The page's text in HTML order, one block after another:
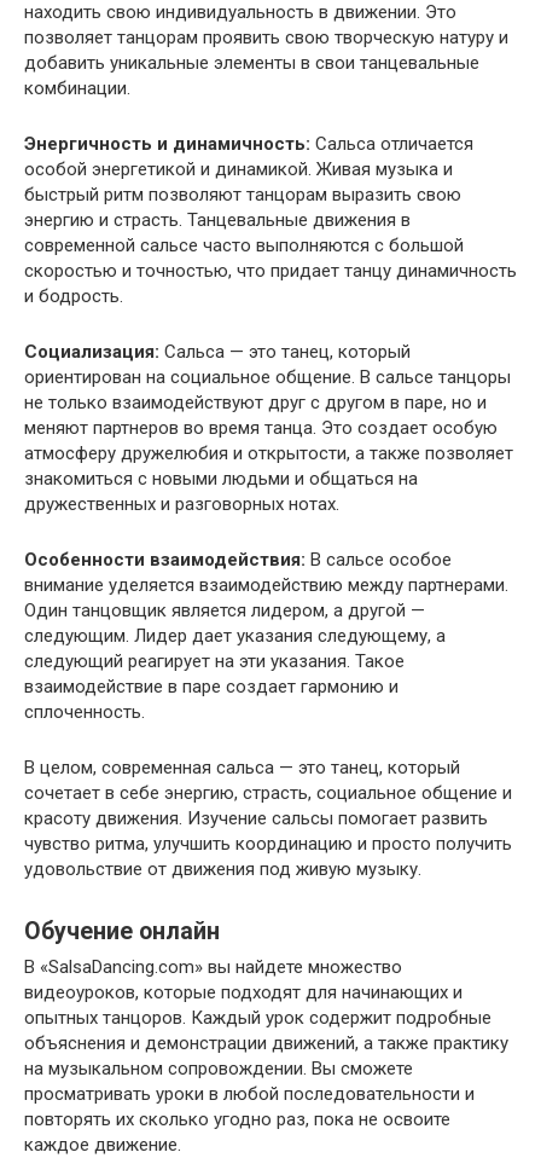
находить свою индивидуальность в движении. Это
позволяет танцорам проявить свою творческую натуру и
добавить уникальные элементы в свои танцевальные
комбинации.
Энергичность и динамичность: Сальса отличается
особой энергетикой и динамикой. Живая музыка и
быстрый ритм позволяют танцорам выразить свою
энергию и страсть. Танцевальные движения в
современной сальсе часто выполняются с большой
скоростью и точностью, что придает танцу динамичность
и бодрость.
Социализация: Сальса — это танец, который
ориентирован на социальное общение. В сальсе танцоры
не только взаимодействуют друг с другом в паре, но и
меняют партнеров во время танца. Это создает особую
атмосферу дружелюбия и открытости, а также позволяет
знакомиться с новыми людьми и общаться на
дружественных и разговорных нотах.
Особенности взаимодействия: В сальсе особое
внимание уделяется взаимодействию между партнерами.
Один танцовщик является лидером, а другой —
следующим. Лидер дает указания следующему, а
следующий реагирует на эти указания. Такое
взаимодействие в паре создает гармонию и
сплоченность.
В целом, современная сальса — это танец, который
сочетает в себе энергию, страсть, социальное общение и
красоту движения. Изучение сальсы помогает развить
чувство ритма, улучшить координацию и просто получить
удовольствие от движения под живую музыку.
Обучение онлайн
В «SalsaDancing.com» вы найдете множество
видеоуроков, которые подходят для начинающих и
опытных танцоров. Каждый урок содержит подробные
объяснения и демонстрации движений, а также практику
на музыкальном сопровождении. Вы сможете
просматривать уроки в любой последовательности и
повторять их сколько угодно раз, пока не освоите
каждое движение.